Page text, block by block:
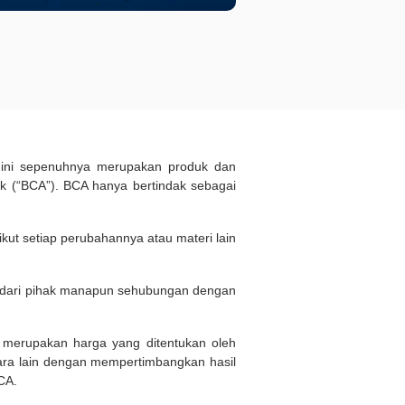
sepenuhnya merupakan produk dan
BCA hanya bertindak sebagai
setiap perubahannya atau materi lain
pihak manapun sehubungan dengan
harga yang ditentukan oleh
lain dengan mempertimbangkan hasil